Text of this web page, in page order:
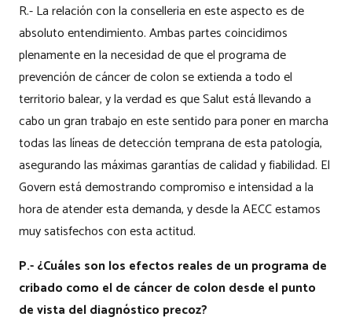
R.- La relación con la conselleria en este aspecto es de
absoluto entendimiento. Ambas partes coincidimos
plenamente en la necesidad de que el programa de
prevención de cáncer de colon se extienda a todo el
territorio balear, y la verdad es que Salut está llevando a
cabo un gran trabajo en este sentido para poner en marcha
todas las líneas de detección temprana de esta patología,
asegurando las máximas garantías de calidad y fiabilidad. El
Govern está demostrando compromiso e intensidad a la
hora de atender esta demanda, y desde la AECC estamos
muy satisfechos con esta actitud.
P.- ¿Cuáles son los efectos reales de un programa de
cribado como el de cáncer de colon desde el punto
de vista del diagnóstico precoz?